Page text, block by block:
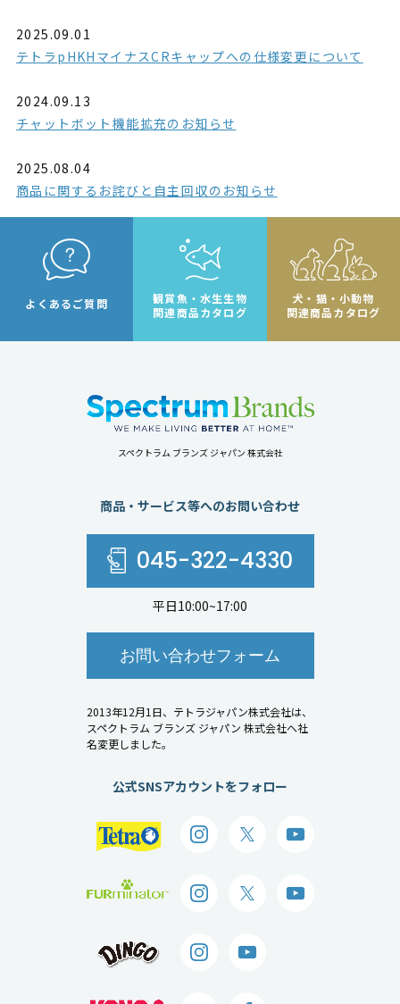
2025.09.01
テトラpHKHマイナスCRキャップへの仕様変更について
2024.09.13
チャットボット機能拡充のお知らせ
2025.08.04
商品に関するお詫びと自主回収のお知らせ
よくあるご質問
観賞魚・水生生物
関連商品カタログ
犬・猫・小動物
関連商品カタログ
スペクトラム ブランズ ジャパン 株式会社
商品・サービス等へのお問い合わせ
045-322-4330
平日10:00~17:00
お問い合わせフォーム
2013年12月1日、テトラジャパン株式会社は、
スペクトラム ブランズ ジャパン 株式会社へ社
名変更しました。
公式SNSアカウントをフォロー